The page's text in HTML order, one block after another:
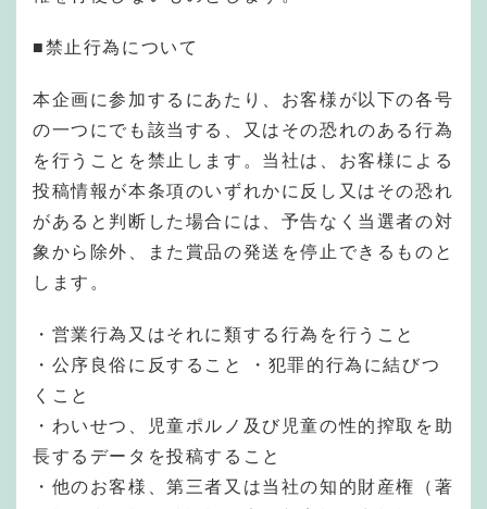
■禁止行為について
本企画に参加するにあたり、お客様が以下の各号
の一つにでも該当する、又はその恐れのある行為
を行うことを禁止します。当社は、お客様による
投稿情報が本条項のいずれかに反し又はその恐れ
があると判断した場合には、予告なく当選者の対
象から除外、また賞品の発送を停止できるものと
します。
・営業行為又はそれに類する行為を行うこと
・公序良俗に反すること ・犯罪的行為に結びつ
くこと
・わいせつ、児童ポルノ及び児童の性的搾取を助
長するデータを投稿すること
・他のお客様、第三者又は当社の知的財産権（著